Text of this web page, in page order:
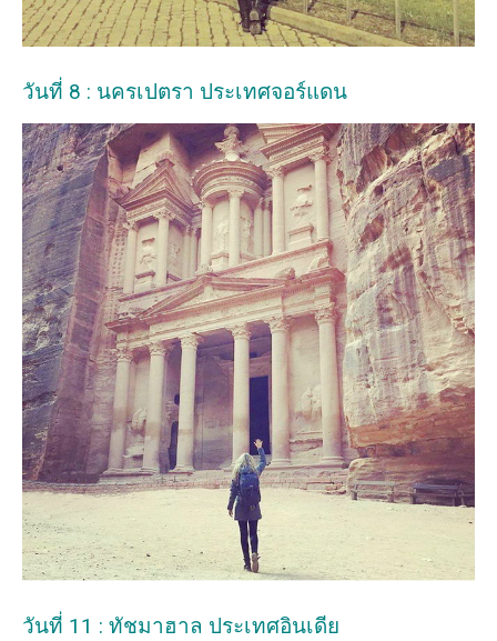
วันที่ 8 : นครเปตรา ประเทศจอร์แดน
วันที่ 11 : ทัชมาฮาล ประเทศอินเดีย